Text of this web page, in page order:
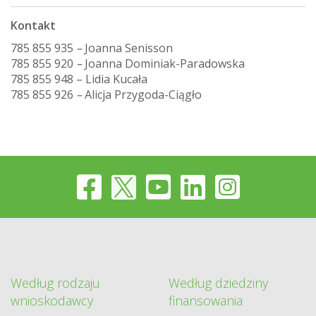
Kontakt
785 855 935 –Joanna Senisson
785 855 920 –Joanna Dominiak-Paradowska
785 855 948 – Lidia Kucała
785 855 926 –Alicja Przygoda-Ciągło
Według rodzaju
wnioskodawcy
Według dziedziny
finansowania